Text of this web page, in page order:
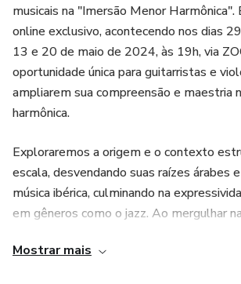
musicais na "Imersão Menor
online exclusivo, acontecendo nos dias
13 e 20 de maio de 2024, às 19h, via
oportunidade única para guitarristas e
ampliarem sua compreensão e maestria
harmônica.
Exploraremos a origem e o contexto
escala, desvendando suas raízes árabes
música ibérica, culminando na
em gêneros como o jazz. Ao mergulhar
abrindo as portas para um novo
Mostrar mais